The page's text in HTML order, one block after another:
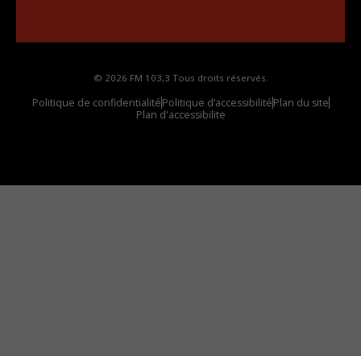
© 2026 FM 103,3 Tous droits réservés.
Politique de confidentialitéPolitique d’accessibilitéPlan du site
Plan d'accessibilite